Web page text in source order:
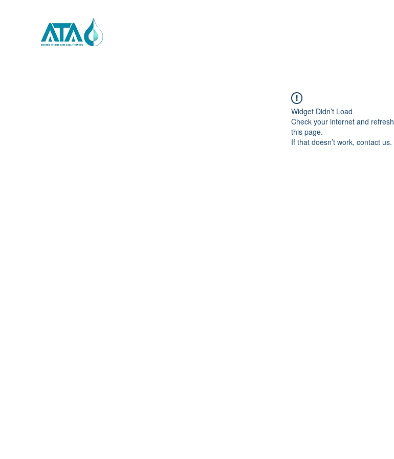
Widget Didn’t Load
Check your internet and refresh
this page.
If that doesn’t work, contact us.